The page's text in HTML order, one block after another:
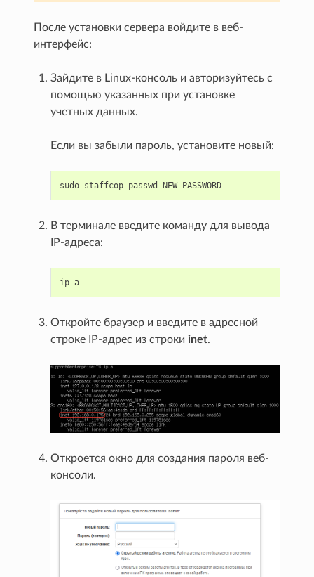
После установки сервера войдите в веб-
интерфейс:
Зайдите в Linux-консоль и авторизуйтесь с
помощью указанных при установке
учетных данных.
Если вы забыли пароль, установите новый:
sudo staffcop passwd
В терминале введите команду для вывода
IP-адреса:
ip
Откройте браузер и введите в адресной
строке IP-адрес из строкиinet.
Откроется окно для создания пароля веб-
консоли.